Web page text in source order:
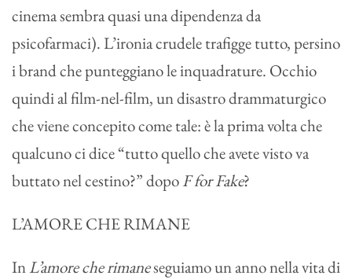
cinema sembra quasi una dipendenza da
psicofarmaci). L’ironia crudele trafigge tutto, persino
i brand che punteggiano le inquadrature. Occhio
quindi al film-nel-film, un disastro drammaturgico
che viene concepito come tale: è la prima volta che
qualcuno ci dice “tutto quello che avete visto va
buttato nel cestino?” dopoF for Fake?
L’AMORE CHE RIMANE
InL’amore che rimaneseguiamo un anno nella vita di